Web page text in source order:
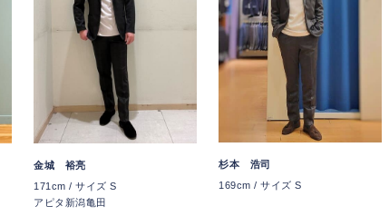
金城 裕亮
171cm / サイズ S
アピタ新潟亀田
杉本 浩司
169cm / サイズ S